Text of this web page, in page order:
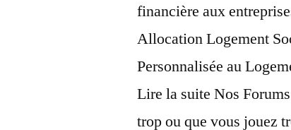
financière aux
Allocation Logement
Personnalisée au
Lire la suite Nos
trop ou que vous jouez